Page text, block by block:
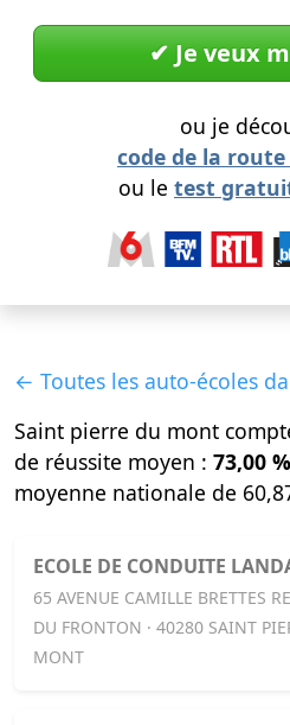
✔︎ Je veux
ou je
code de la
ou le test
← Toutes les auto-écoles
Saint pierre du mont
de réussite moyen : 73,00 %
moyenne nationale de
ECOLE DE CONDUITE
65 AVENUE CAMILLE BRETTES
DU FRONTON · 40280 SAINT
MONT